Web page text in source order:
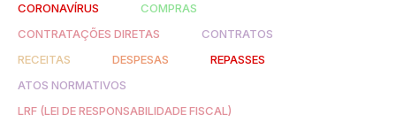
CORONAVÍRUS
COMPRAS
CONTRATAÇÕES DIRETAS
CONTRATOS
RECEITAS
DESPESAS
REPASSES
ATOS NORMATIVOS
LRF (LEI DE RESPONSABILIDADE FISCAL)